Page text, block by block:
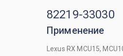
82219-33030
Применение
Lexus RX MCU15,